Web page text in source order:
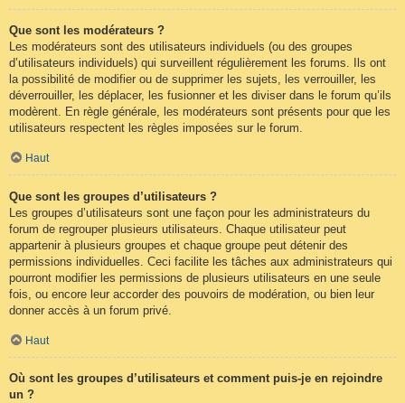
Que sont les modérateurs ?
Les modérateurs sont des utilisateurs individuels (ou des groupes
d’utilisateurs individuels) qui surveillent régulièrement les forums. Ils ont
la possibilité de modifier ou de supprimer les sujets, les verrouiller, les
déverrouiller, les déplacer, les fusionner et les diviser dans le forum qu’ils
modèrent. En règle générale, les modérateurs sont présents pour que les
utilisateurs respectent les règles imposées sur le forum.
Haut
Que sont les groupes d’utilisateurs ?
Les groupes d’utilisateurs sont une façon pour les administrateurs du
forum de regrouper plusieurs utilisateurs. Chaque utilisateur peut
appartenir à plusieurs groupes et chaque groupe peut détenir des
permissions individuelles. Ceci facilite les tâches aux administrateurs qui
pourront modifier les permissions de plusieurs utilisateurs en une seule
fois, ou encore leur accorder des pouvoirs de modération, ou bien leur
donner accès à un forum privé.
Haut
Où sont les groupes d’utilisateurs et comment puis-je en rejoindre
un ?